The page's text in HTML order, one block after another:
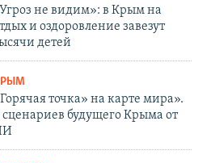
не видим»: в Крым на
и оздоровление завезут
детей
точка» на карте мира».
сценариев будущего Крыма от